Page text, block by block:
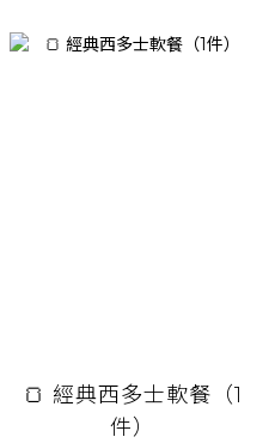
🍞 經典西多士軟餐（1
件）